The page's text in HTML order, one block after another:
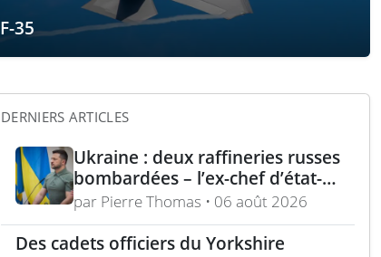
F-35
DERNIERS ARTICLES
Ukraine : deux raffineries russes
bombardées – l’ex-chef d’état-
major ukrainien juge l’OTAN
dépassée
par Pierre Thomas • 06 août 2026
Des cadets officiers du Yorkshire